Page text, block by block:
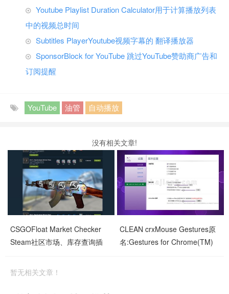
Youtube Playlist Duration Calculator用于计算播放列表
中的视频总时间
Subtitles PlayerYoutube视频字幕的 翻译播放器
SponsorBlock for YouTube 跳过YouTube赞助商广告和
订阅提醒
YouTube 油管 自动播放
没有相关文章!
CSGOFloat Market Checker
Steam社区市场、库存查询插
CLEAN crxMouse Gestures原
名:Gestures for Chrome(TM)
暂无相关文章！